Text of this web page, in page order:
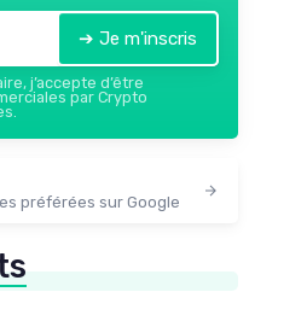
➔ Je m'inscris
j’accepte d’être
par Crypto
préférées sur Google